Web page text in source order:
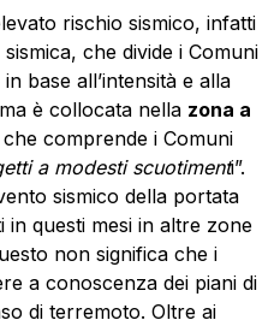
rischio sismico, infatti
che divide i Comuni
base all’intensità e alla
è collocata nella zona a
comprende i Comuni
a modesti scuotimenti”.
sismico della portata
in questi mesi in altre zone
non significa che i
a conoscenza dei piani di
di terremoto. Oltre ai